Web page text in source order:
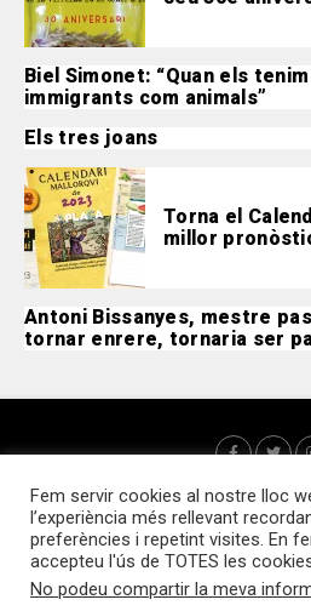
Biel Simonet: “Quan els
immigrants com animals”
Els tres joans
Torna el
millor
Antoni Bissanyes, mestre
tornar enrere, tornaria ser
Fem servir cookies al nostre lloc
l’experiència més rellevant
preferències i repetint visites. En
accepteu l'ús de TOTES les
No podeu compartir la meva